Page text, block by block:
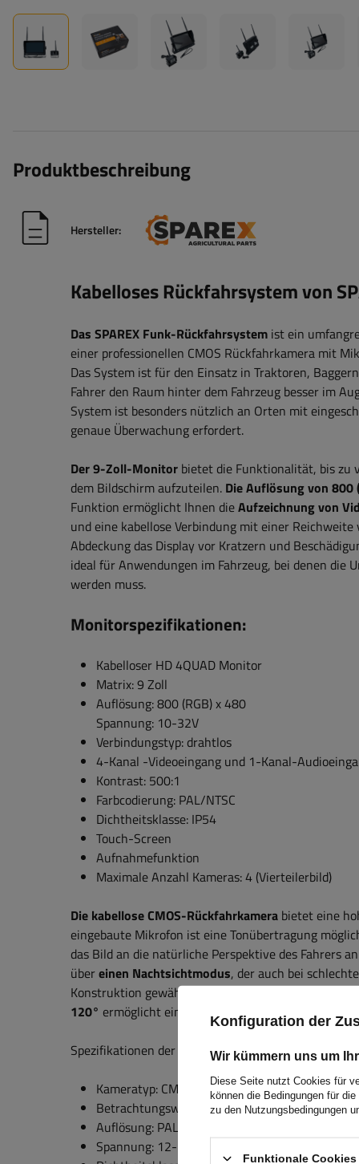
Produktbeschreibung
Hersteller:
Kabelloses Rückfahrsystem von
Das SPAREX Funk-Rückfahrsystem ist ein
einer professionellen CMOS Rückfahrkamera mit
Das System ist für den Einsatz in Traktoren,
Fahrer den Raum hinter dem Fahrzeug besser im
System ist besonders nützlich an Orten mit
genaue Überwachung erfordert.
Der 9-Zoll-Monitor bietet die Funktionalität, bis zu
dem Bildschirm aufzuteilen. Die Auflösung von 800
Funktion ermöglicht Ihnen dieAufzeichnung von
und eine kabellose Verbindung mit einer
Abdeckung das Display vor Kratzern und
ideal für Anwendungen im Fahrzeug, bei denen die
werden muss.
Monitorspezifikationen:
Kabelloser HD 4QUAD Monitor
Matrix: 9 Zoll
Auflösung: 800 (RGB) x 480
Spannung: 10-32V
Verbindungstyp: drahtlos
4-Kanal -Videoeingang und 1-Kanal-
Kontrast: 500:1
Farbcodierung: PAL/NTSC
Dichtheitsklasse: IP54
Touch-Screen
Aufnahmefunktion
Maximale Anzahl Kameras: 4 (Vierteilerbild)
Die kabellose CMOS-Rückfahrkamera bietet eine
eingebaute Mikrofon ist eine Tonübertragung
das Bild an die natürliche Perspektive des Fahrers
übereinen Nachtsichtmodus, der auch bei
Konstruktion gewährleistet einen zuverlässigen
120° ermöglicht eine umfassendere Sicht auf den
Spezifikationen der Rückfahrkamera:
Kameratyp: CMOS
Betrachtungswinkel: 120°
Auflösung: PAL:976*494 / NTSC:976*494
Spannung: 12-24V
Konfiguration der
Wir kümmern uns um
Diese Seite nutzt Cookies für
können die Bedingungen für
zu den Nutzungsbedingungen
Funktionale